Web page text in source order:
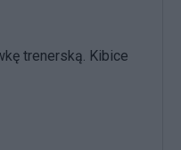
trenerską. Kibice